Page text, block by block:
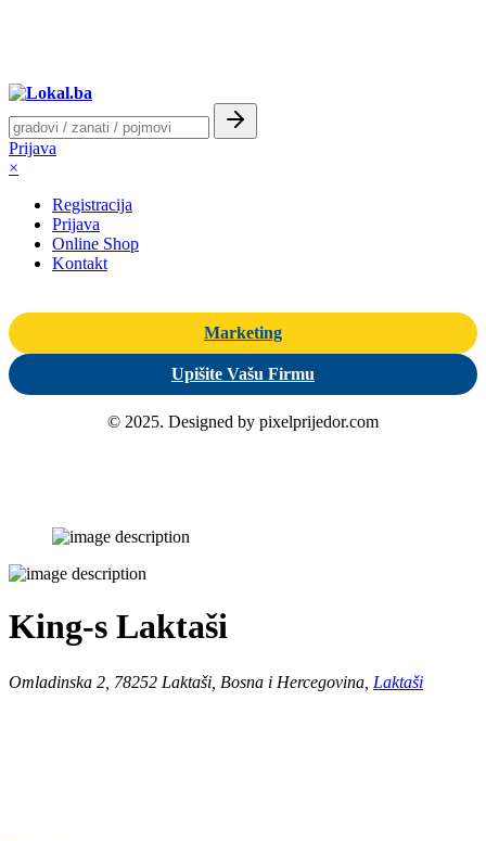
Prijava
×
Registracija
Prijava
Online Shop
Kontakt
Marketing
Upišite Vašu Firmu
© 2025. Designed by pixelprijedor.com
King-s Laktaši
Omladinska 2, 78252 Laktaši, Bosna i Hercegovina, Laktaši